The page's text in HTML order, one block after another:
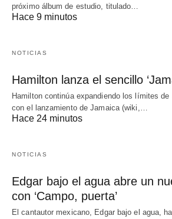
próximo álbum de estudio, titulado…
Hace 9 minutos
NOTICIAS
Hamilton lanza el sencillo
Hamilton continúa expandiendo los límites de
con el lanzamiento de Jamaica (wiki,…
Hace 24 minutos
NOTICIAS
Edgar bajo el agua abre un
con ‘Campo, puerta’
El cantautor mexicano, Edgar bajo el agua,